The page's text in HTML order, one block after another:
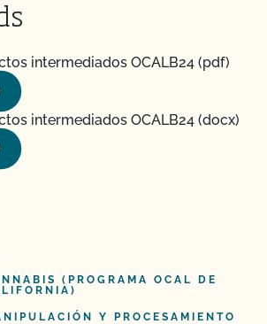
intermediados OCALB24 (pdf)
intermediados OCALB24 (docx)
(PROGRAMA OCAL DE
Y PROCESAMIENTO